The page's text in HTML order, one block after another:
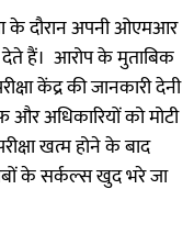
के दौरान अपनी ओएमआर
देते हैं। आरोप के मुताबिक
केंद्र की जानकारी देनी
अधिकारियों को मोटी
खत्म होने के बाद
के सर्कल्स खुद भरे जा